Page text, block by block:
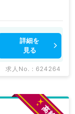
詳細を
見る
求人No. : 624264